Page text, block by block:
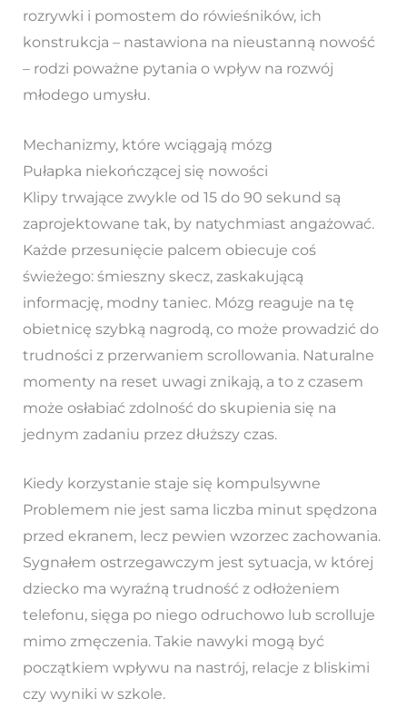
rozrywki i pomostem do rówieśników, ich
konstrukcja – nastawiona na nieustanną nowość
– rodzi poważne pytania o wpływ na rozwój
młodego umysłu.
Mechanizmy, które wciągają mózg
Pułapka niekończącej się nowości
Klipy trwające zwykle od 15 do 90 sekund są
zaprojektowane tak, by natychmiast angażować.
Każde przesunięcie palcem obiecuje coś
świeżego: śmieszny skecz, zaskakującą
informację, modny taniec. Mózg reaguje na tę
obietnicę szybką nagrodą, co może prowadzić do
trudności z przerwaniem scrollowania. Naturalne
momenty na reset uwagi znikają, a to z czasem
może osłabiać zdolność do skupienia się na
jednym zadaniu przez dłuższy czas.
Kiedy korzystanie staje się kompulsywne
Problemem nie jest sama liczba minut spędzona
przed ekranem, lecz pewien wzorzec zachowania.
Sygnałem ostrzegawczym jest sytuacja, w której
dziecko ma wyraźną trudność z odłożeniem
telefonu, sięga po niego odruchowo lub scrolluje
mimo zmęczenia. Takie nawyki mogą być
początkiem wpływu na nastrój, relacje z bliskimi
czy wyniki w szkole.